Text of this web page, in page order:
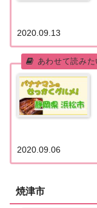
2020.09.13
2020.09.06
焼津市